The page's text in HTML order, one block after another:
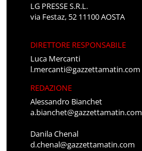
LG PRESSE S.R.L.
via Festaz, 52 11100 AOSTA
DIRETTORE RESPONSABILE
Luca Mercanti
l.mercanti@gazzettamatin.com
REDAZIONE
Alessandro Bianchet
a.bianchet@gazzettamatin.com
Danila Chenal
d.chenal@gazzettamatin.com